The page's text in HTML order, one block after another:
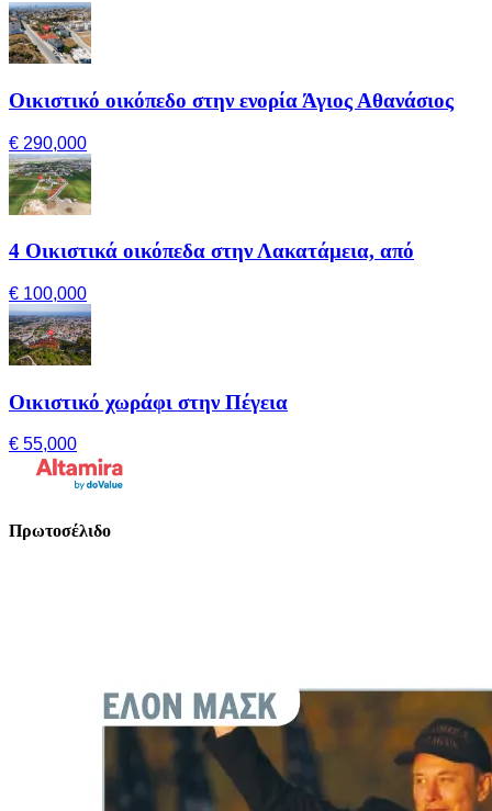
Οικιστικό οικόπεδο στην ενορία Άγιος Αθανάσιος
€ 290,000
4 Οικιστικά οικόπεδα στην Λακατάμεια, από
€ 100,000
Οικιστικό χωράφι στην Πέγεια
€ 55,000
Πρωτοσέλιδο